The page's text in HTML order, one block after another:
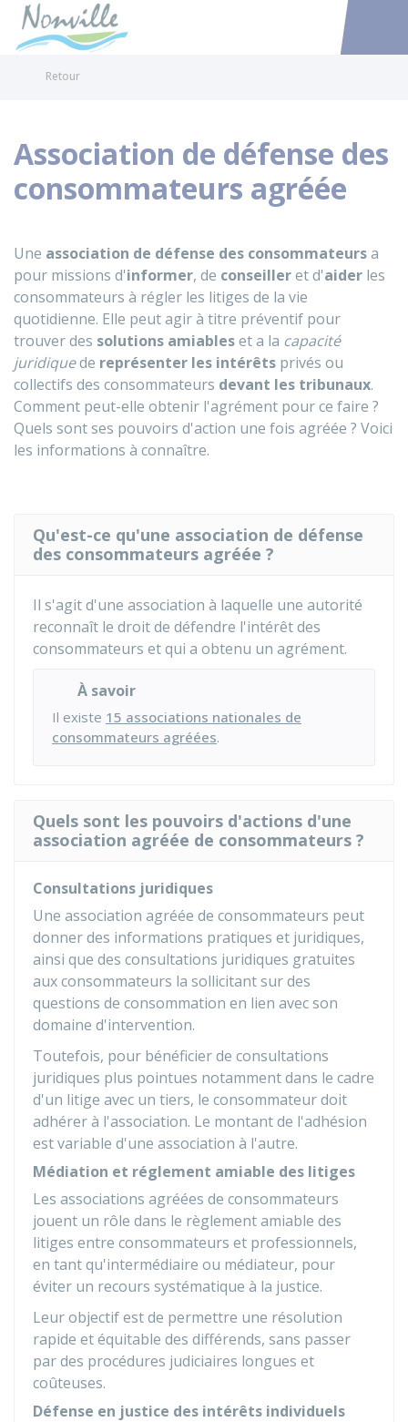
Accéder
Retour
Association de défense des
consommateurs agréée
Une association de défense des consommateursa
pour missions d'informer, de conseilleret d'aider les
consommateurs à régler les litiges de la vie
quotidienne. Elle peut agir à titre préventif pour
trouver des solutions amiableset a la capacité
juridiquede représenter les intérêts privés ou
collectifs des consommateurs devant les tribunaux.
Comment peut-elle obtenir l'agrément pour ce faire ?
Quels sont ses pouvoirs d'action une fois agréée ? Voici
les informations à connaître.
Qu'est-ce qu'une association de défense
des consommateurs agréée ?
Il s'agit d'une association à laquelle une autorité
reconnaît le droit de défendre l'intérêt des
consommateurs et qui a obtenu un agrément.
À savoir
Il existe 15 associations nationales de
consommateurs agréées.
Quels sont les pouvoirs d'actions d'une
association agréée de consommateurs ?
Consultations juridiques
Une association agréée de consommateurs peut
donner des informations pratiques et juridiques,
ainsi que des consultations juridiques gratuites
aux consommateurs la sollicitant sur des
questions de consommation en lien avec son
domaine d'intervention.
Toutefois, pour bénéficier de consultations
juridiques plus pointues notamment dans le cadre
d'un litige avec un tiers, le consommateur doit
adhérer à l'association. Le montant de l'adhésion
est variable d'une association à l'autre.
Médiation et réglement amiable des litiges
Les associations agréées de consommateurs
jouent un rôle dans le règlement amiable des
litiges entre consommateurs et professionnels,
en tant qu'intermédiaire ou médiateur, pour
éviter un recours systématique à la justice.
Leur objectif est de permettre une résolution
rapide et équitable des différends, sans passer
par des procédures judiciaires longues et
coûteuses.
Défense en justice des intérêts individuels